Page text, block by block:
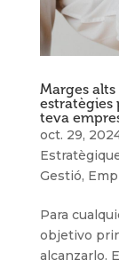
Marges
estratègies
teva
oct. 29,
Gestió,
Para
objetivo
alcanzarlo.